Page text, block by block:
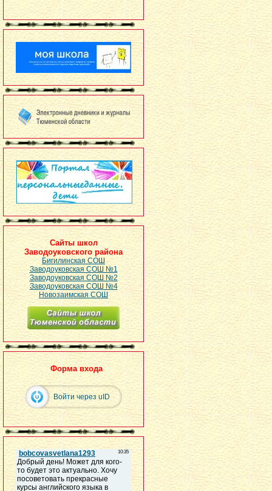
Сайты школ
Заводоуковского района
Бигилинская СОШ
Заводоуковская СОШ №1
Заводоуковская СОШ №2
Заводоуковская СОШ №4
Новозаимская СОШ
Форма входа
Войти через uID